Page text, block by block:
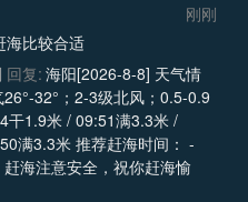
刚刚
海比较合适
回复: 海阳[2026-8-8] 天气情
32°；2-3级北风；0.5-0.9
干1.9米 / 09:51满3.3米 /
满3.3米 推荐赶海时间： -
海注意安全，祝你赶海愉